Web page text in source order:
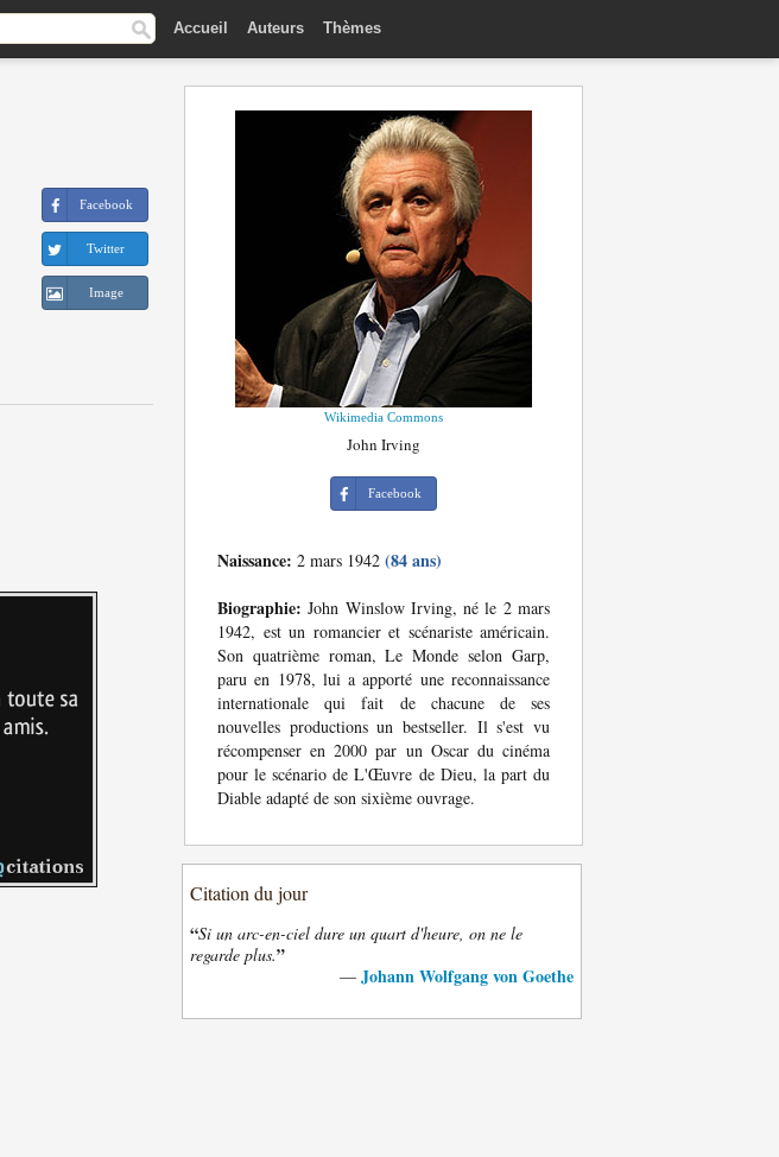
Accueil Auteurs Thèmes
Facebook
Twitter
Image
Wikimedia Commons
John Irving
Facebook
Naissance: 2 mars 1942 (84 ans)
Biographie: John Winslow Irving, né le 2 mars
1942, est un romancier et scénariste américain.
Son quatrième roman, Le Monde selon Garp,
paru en 1978, lui a apporté une reconnaissance
internationale qui fait de chacune de ses
nouvelles productions un bestseller. Il s'est vu
récompenser en 2000 par un Oscar du cinéma
pour le scénario de L'Œuvre de Dieu, la part du
Diable adapté de son sixième ouvrage.
Citation du jour
“Si un arc-en-ciel dure un quart d'heure, on ne le
regarde plus.”
— Johann Wolfgang von Goethe